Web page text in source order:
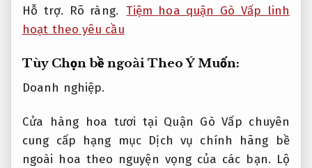
Hỗ trợ. Rõ ràng. Tiệm hoa quận Gò Vấp linh
hoạt theo yêu cầu
Tùy Chọn bề ngoài Theo Ý Muốn:
Doanh nghiệp.
Cửa hàng hoa tươi tại Quận Gò Vấp chuyên
cung cấp hạng mục Dịch vụ chính hãng bề
ngoài hoa theo nguyện vọng của các bạn. Lộ